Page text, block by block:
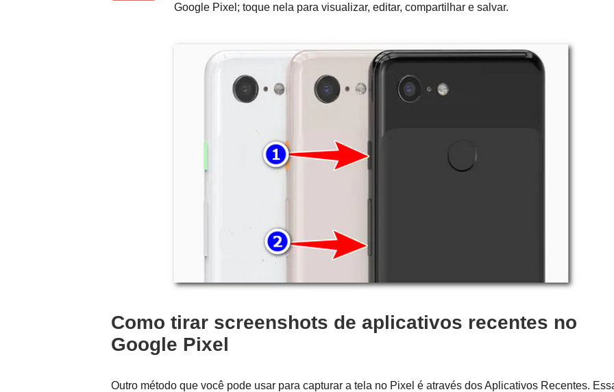
Google Pixel; toque nela para visualizar, editar, compartilhar e salvar.
Como tirar screenshots de aplicativos recentes no
Google Pixel
Outro método que você pode usar para capturar a tela no Pixel é através dos Aplicativos Recentes.